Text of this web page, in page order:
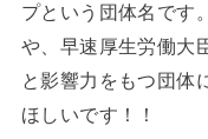
プという団体名です
や、早速厚生労働大
と影響力をもつ団体
ほしいです！！